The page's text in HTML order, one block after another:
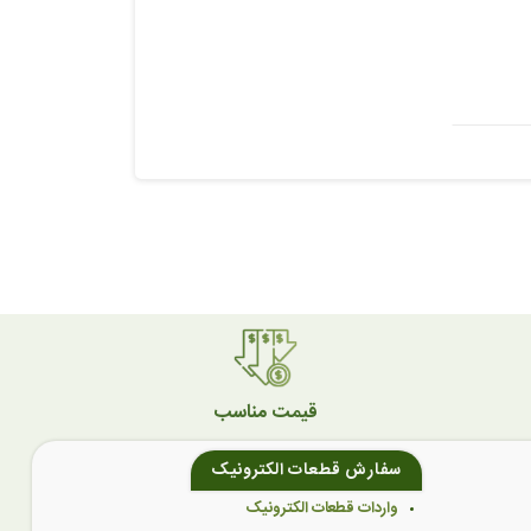
قیمت مناسب
سفارش قطعات الکترونیک
واردات قطعات الکترونیک